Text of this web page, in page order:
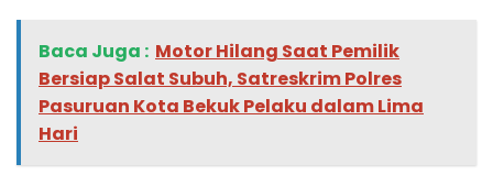
Baca Juga : ‎Motor Hilang Saat Pemilik
Bersiap Salat Subuh, Satreskrim Polres
Pasuruan Kota Bekuk Pelaku dalam Lima
Hari